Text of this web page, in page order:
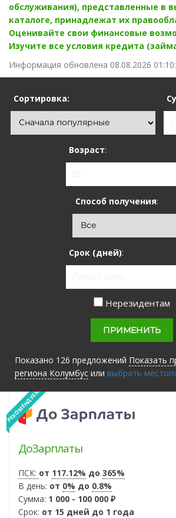
обслуживания), представленные в
каталоге, принадлежат их
Оценивайте свои финансовые
Изучите все условия кредита
Информация обновлена 08.08.2026
Сортировка:
Возраст:
Способ получения:
Срок (дней):
Нерезидентам
Показано 126 предложений Показать
региона Колумбус или выбрать
РЕКОМЕНДУЕМ
ДоЗарплаты
ПСК: от 117.12% до 365%
В день: от 0% до 0.8%
Сумма: 1 000 - 100 000 ₽
Срок: от 15 дней до 1 года